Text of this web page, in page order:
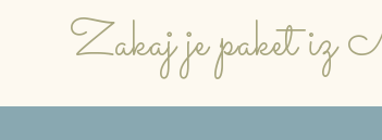
Zakaj je paket iz